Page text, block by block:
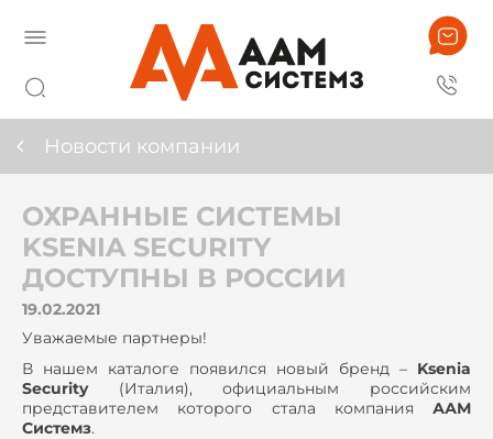
Новости компании
ОХРАННЫЕ СИСТЕМЫ
KSENIA SECURITY
ДОСТУПНЫ В РОССИИ
19.02.2021
Уважаемые партнеры!
В нашем каталоге появился новый бренд – Ksenia
Security(Италия), официальным российским
представителем которого стала компания ААМ
Системз.